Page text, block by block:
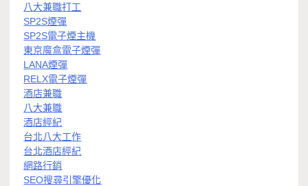
八大兼職打工
SP2S煙彈
SP2S電子煙主機
東京魔盒電子煙彈
LANA煙彈
RELX電子煙彈
酒店兼職
八大兼職
酒店經紀
台北八大工作
台北酒店經紀
網路行銷
SEO搜尋引擎優化